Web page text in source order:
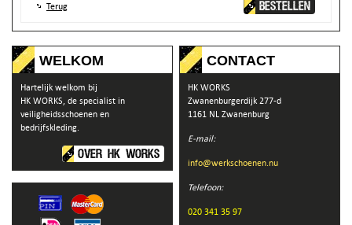
Terug BESTELLEN
WELKOM
Hartelijk welkom bij
HK WORKS, de specialist in
veiligheidsschoenen en
bedrijfskleding.
OVER HK WORKS
CONTACT
HK WORKS
Zwanenburgerdijk 277-d
1161 NL Zwanenburg
E-mail:
info@werkschoenen.nu
Telefoon:
020 341 35 97